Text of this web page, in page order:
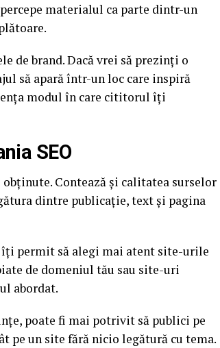
materialul ca parte dintr-un
de brand. Dacă vrei să prezinți o
să apară într-un loc care inspiră
modul în care cititorul îți
SEO
Contează și calitatea surselor
dintre publicație, text și pagina
permit să alegi mai atent site-urile
de domeniul tău sau site-uri
abordat.
poate fi mai potrivit să publici pe
pe un site fără nicio legătură cu tema.